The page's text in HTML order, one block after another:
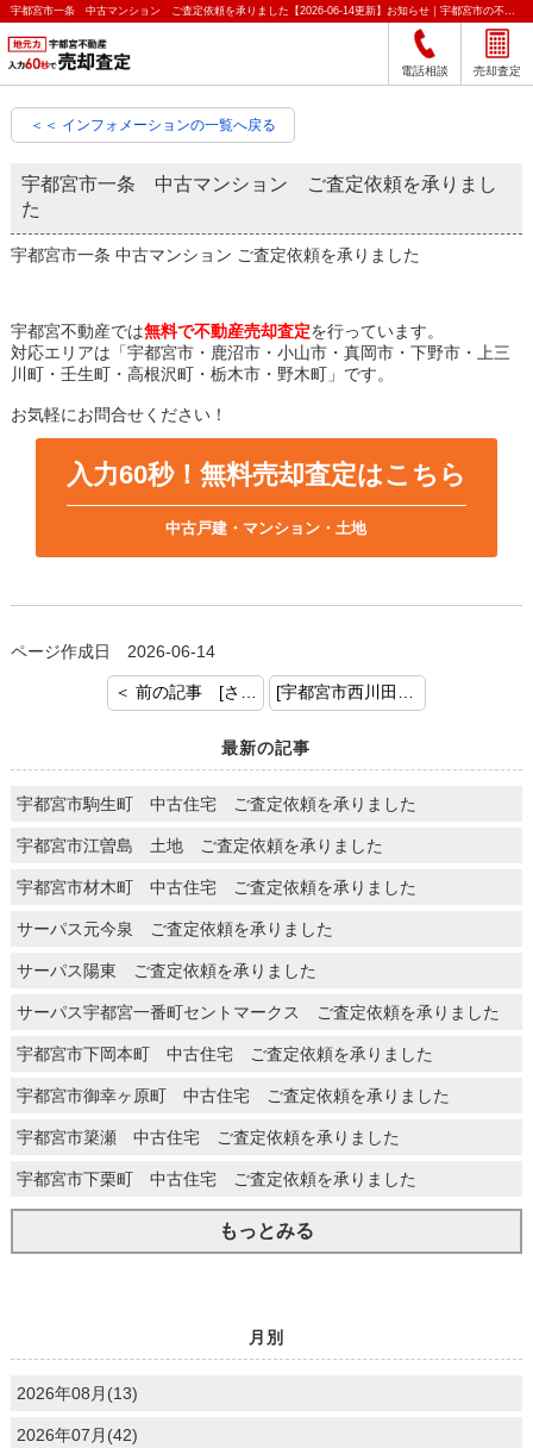
宇都宮市一条 中古マンション ご査定依頼を承りました【2026-06-14更新】お知らせ｜宇都宮市の不動産をクイック売却査定｜宇都宮不動産
電話相談 売却査定
＜＜ インフォメーションの一覧へ戻る
宇都宮市一条 中古マンション ご査定依頼を承りまし
た
宇都宮市一条 中古マンション ご査定依頼を承りました
宇都宮不動産では無料で不動産売却査定を行っています。
対応エリアは「宇都宮市・鹿沼市・小山市・真岡市・下野市・上三
川町・壬生町・高根沢町・栃木市・野木町」です。
お気軽にお問合せください！
入力60秒！無料売却査定はこちら
中古戸建・マンション・土地
ページ作成日 2026-06-14
最新の記事
宇都宮市駒生町 中古住宅 ご査定依頼を承りました
宇都宮市江曽島 土地 ご査定依頼を承りました
宇都宮市材木町 中古住宅 ご査定依頼を承りました
サーパス元今泉 ご査定依頼を承りました
サーパス陽東 ご査定依頼を承りました
サーパス宇都宮一番町セントマークス ご査定依頼を承りました
宇都宮市下岡本町 中古住宅 ご査定依頼を承りました
宇都宮市御幸ヶ原町 中古住宅 ご査定依頼を承りました
宇都宮市簗瀬 中古住宅 ご査定依頼を承りました
宇都宮市下栗町 中古住宅 ご査定依頼を承りました
もっとみる
月別
2026年08月(13)
2026年07月(42)